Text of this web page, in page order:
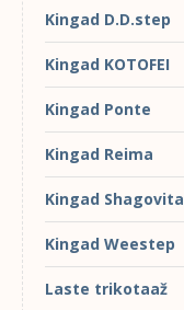
Kingad D.D.step
Kingad KOTOFEI
Kingad Ponte
Kingad Reima
Kingad Shagovita
Kingad Weestep
Laste trikotaaž